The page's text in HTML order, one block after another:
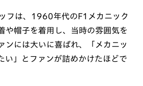
フは、1960年代のF1メカニック
や帽子を着用し、当時の雰囲気を
ンには大いに喜ばれ、「メカニッ
い」とファンが詰めかけたほどで